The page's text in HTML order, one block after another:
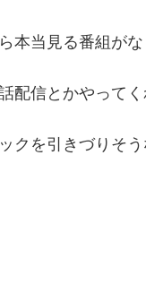
本当見る番組がな
配信とかやってく
クを引きづりそう